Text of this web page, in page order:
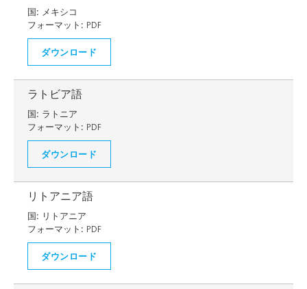
国: メキシコ
フォーマット: PDF
ダウンロード
ラトビア語
国: ラトニア
フォーマット: PDF
ダウンロード
リトアニア語
国: リトアニア
フォーマット: PDF
ダウンロード